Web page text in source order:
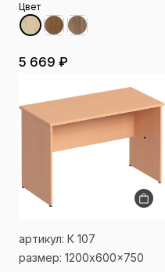
Цвет
5 669 ₽
артикул: К 107
размер: 1200x600x750